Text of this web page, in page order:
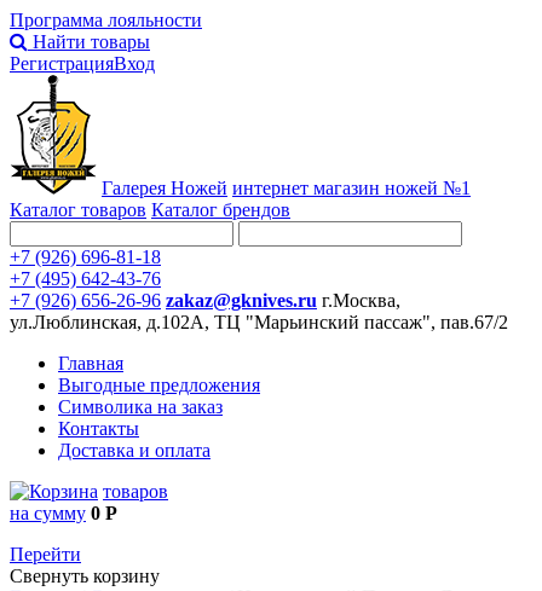
Программа лояльности
Найти товары
РегистрацияВход
Галерея Ножей интернет магазин ножей №1
Каталог товаров Каталог брендов
+7 (926) 696-81-18
+7 (495) 642-43-76
+7 (926) 656-26-96 zakaz@gknives.ru г.Москва,
ул.Люблинская, д.102А, ТЦ "Марьинский пассаж", пав.67/2
Главная
Выгодные предложения
Символика на заказ
Контакты
Доставка и оплата
товаров
на сумму 0 Р
Перейти
Свернуть корзину